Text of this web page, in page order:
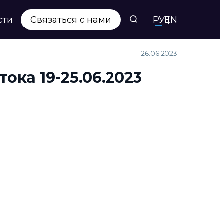
Связаться с нами РУEN
26.06.2023
19-25.06.2023